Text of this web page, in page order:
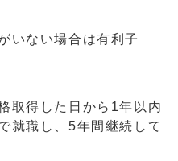
ない場合は有利子
取得した日から1年以内
就職し、5年間継続して